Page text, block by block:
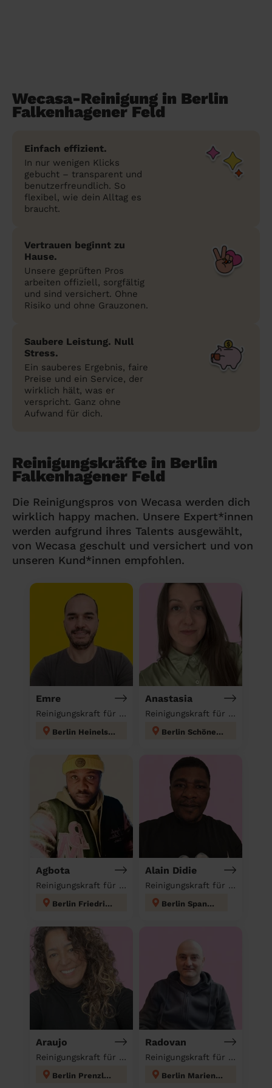
Wecasa-Reinigung in Berlin
Falkenhagener Feld
Einfach effizient.
In nur wenigen Klicks
gebucht – transparent und
benutzerfreundlich. So
flexibel, wie dein Alltag es
braucht.
Vertrauen beginnt zu
Hause.
Unsere geprüften Pros
arbeiten offiziell, sorgfältig
und sind versichert. Ohne
Risiko und ohne Grauzonen.
Saubere Leistung. Null
Stress.
Ein sauberes Ergebnis, faire
Preise und ein Service, der
wirklich hält, was er
verspricht. Ganz ohne
Aufwand für dich.
Reinigungskräfte in Berlin
Falkenhagener Feld
Die Reinigungspros von Wecasa werden dich
wirklich happy machen. Unsere Expert*innen
werden aufgrund ihres Talents ausgewählt,
von Wecasa geschult und versichert und von
unseren Kund*innen empfohlen.
Emre
Reinigungskraft für deinen Haushalt
Berlin Heinelsdorf
Anastasia
Reinigungskraft für deinen Haushalt
Berlin Schöneberg
Agbota
Reinigungskraft für deinen Haushalt
Berlin Friedrichshain
Alain Didie
Reinigungskraft für deinen Haushalt
Berlin Spandau
Araujo
Reinigungskraft für deinen Haushalt
Berlin Prenzlauer Berg
Radovan
Reinigungskraft für deinen Haushalt
Berlin Mariendorf